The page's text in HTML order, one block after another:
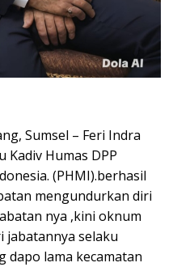
Sumsel – Feri Indra
Kadiv Humas DPP
(PHMI).berhasil
mengundurkan diri
nya ,kini oknum
jabatannya selaku
dapo lama kecamatan